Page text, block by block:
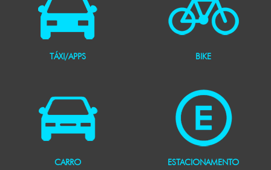
TÁXI/APPS BIKE
CARRO ESTACIONAMENTO